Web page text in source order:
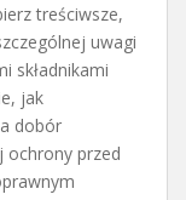
treściwsze,
uwagi
składnikami
jak
dobór
ochrony przed